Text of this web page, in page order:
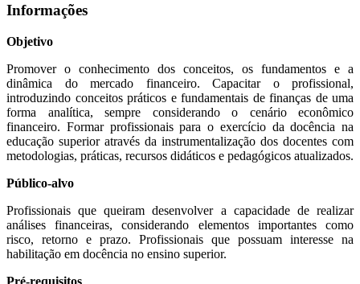
Informações
Objetivo
Promover o conhecimento dos conceitos, os fundamentos e a
dinâmica do mercado financeiro. Capacitar o profissional,
introduzindo conceitos práticos e fundamentais de finanças de uma
forma analítica, sempre considerando o cenário econômico
financeiro. Formar profissionais para o exercício da docência na
educação superior através da instrumentalização dos docentes com
metodologias, práticas, recursos didáticos e pedagógicos atualizados.
Público-alvo
Profissionais que queiram desenvolver a capacidade de realizar
análises financeiras, considerando elementos importantes como
risco, retorno e prazo. Profissionais que possuam interesse na
habilitação em docência no ensino superior.
Pré-requisitos